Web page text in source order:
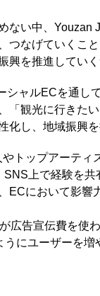
ない中、
つなげていくこ
を推進してい
ャルECを通し
「観光に行きた
化し、地域振興
トップアーティ
上で経験を
ECにおいて影響
告宣伝費を使
うにユーザーを